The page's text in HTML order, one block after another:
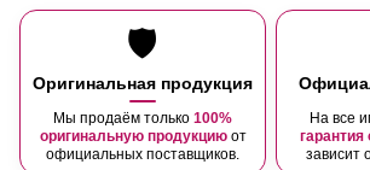
🛡️
Оригинальная продукция
Мы продаём только 100%
оригинальную продукцию от
официальных поставщиков.
На все
гарантия
зависит